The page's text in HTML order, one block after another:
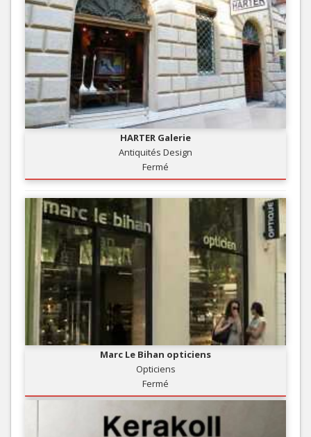
HARTER Galerie
Antiquités Design
Fermé
Marc Le Bihan opticiens
Opticiens
Fermé